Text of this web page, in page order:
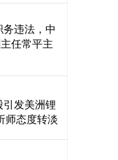
违法，中
任常平主
发美洲锂
师态度转淡